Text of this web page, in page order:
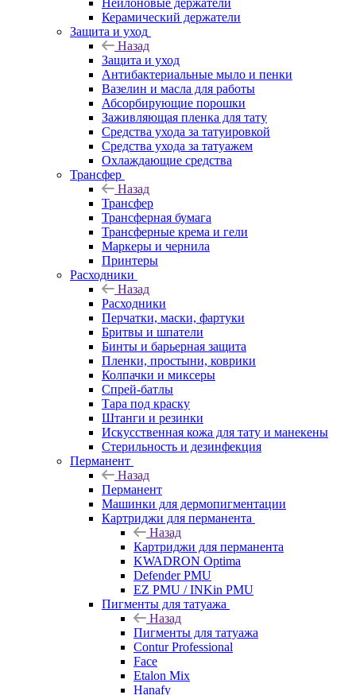
Нейлоновые держатели
Керамический держатели
Защита и уход
Назад
Защита и уход
Антибактериальные мыло и пенки
Вазелин и масла для работы
Абсорбирующие порошки
Заживляющая пленка для тату
Средства ухода за татуировкой
Средства ухода за татуажем
Охлаждающие средства
Трансфер
Назад
Трансфер
Трансферная бумага
Трансферные крема и гели
Маркеры и чернила
Принтеры
Расходники
Назад
Расходники
Перчатки, маски, фартуки
Бритвы и шпатели
Бинты и барьерная защита
Пленки, простыни, коврики
Колпачки и миксеры
Спрей-батлы
Тара под краску
Штанги и резинки
Искусственная кожа для тату и манекены
Стерильность и дезинфекция
Перманент
Назад
Перманент
Машинки для дермопигментации
Картриджи для перманента
Назад
Картриджи для перманента
KWADRON Optima
Defender PMU
EZ PMU / INKin PMU
Пигменты для татуажа
Назад
Пигменты для татуажа
Contur Professional
Face
Etalon Mix
Hanafy